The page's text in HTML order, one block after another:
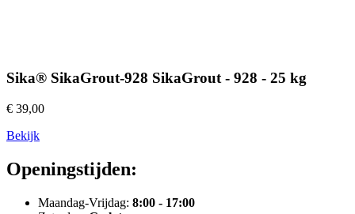
Sika® SikaGrout-928 SikaGrout - 928 - 25 kg
€ 39,00
Bekijk
Openingstijden:
Maandag-Vrijdag: 8:00 - 17:00